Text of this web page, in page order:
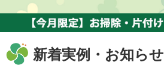
新着実例・お知らせ